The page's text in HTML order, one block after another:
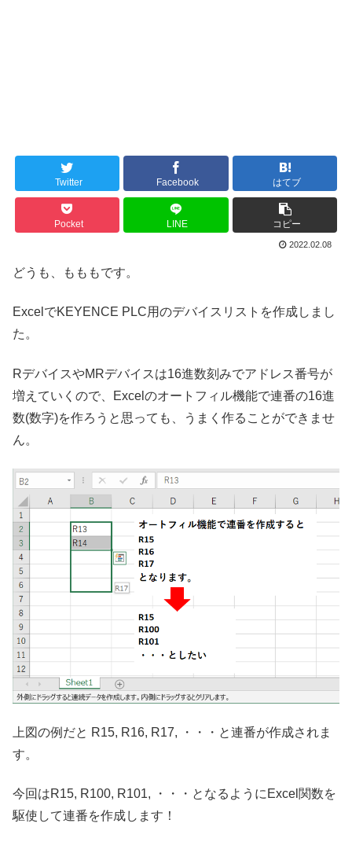
Twitter Facebook はてブ
Pocket LINE コピー
2022.02.08
どうも、もももです。
ExcelでKEYENCE PLC用のデバイスリストを作成しまし
た。
RデバイスやMRデバイスは16進数刻みでアドレス番号が
増えていくので、Excelのオートフィル機能で連番の16進
数(数字)を作ろうと思っても、うまく作ることができませ
ん。
上図の例だと R15, R16, R17, ・・・と連番が作成されま
す。
今回はR15, R100, R101, ・・・となるようにExcel関数を
駆使して連番を作成します！